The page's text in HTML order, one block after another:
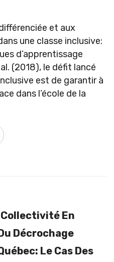
et aux
une classe inclusive:
d’apprentissage
(2018), le défit lancé
est de garantir à
dans l’école de la
En
Décrochage
Le Cas Des